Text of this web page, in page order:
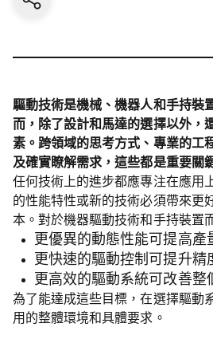
Share current page
驅動技術是機械、機器人和手持裝
而，除了設計和馬達的選擇以外，
素。跨領域的思考方式、專業的工
及確實瞭解需求，這些都是重要關
任何技術上的進步都應專注在應用
的性能特性或新的技術必須帶來更
本。對於機器驅動技術和手持裝置
更優異的動態性能可提高產
更快速的驅動控制可提升精
更高效的驅動系統可改善整
為了能達成這些目標，在選擇驅動
用的整體環境和具體要求。